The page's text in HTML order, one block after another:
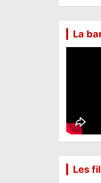
La
Les